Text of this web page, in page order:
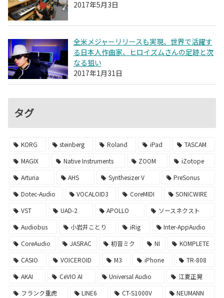
2017年5月3日
全米メジャーリリースも実現、世界で活躍す
る日本人作曲家、ヒロイズムさんの足跡と次
なる狙い
2017年1月31日
タグ
KORG steinberg Roland iPad
TASCAM
MAGIX
Native Instruments ZOOM
iZotope
Arturia
AHS Synthesizer V
PreSonus
Dotec-Audio
VOCALOID3 CoreMIDI
SONICWIRE
VST
UAD-2 APOLLO
ソースネクスト
Audiobus
小岩井ことり iRig
Inter-AppAudio
CoreAudio
JASRAC 初音ミク NI
KOMPLETE
CASIO
VOICEROID M3 iPhone
TR-808
AKAI
CeVIO AI Universal Audio
江夏正晃
フランク重虎
LINE6 CT-S1000V
NEUMANN